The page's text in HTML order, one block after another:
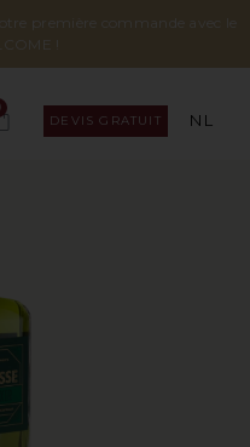
première commande avec le
!
DEVIS GRATUIT NL